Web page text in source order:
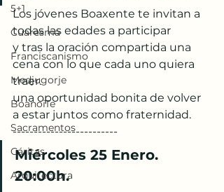
5+1
Cuaresma
Franciscanismo
Medjugorje
BoanoiTe
Sacramentos
Cáritas
Arquitectura
Los jóvenes Boaxente te invitan a
todas las edades a participar
y tras la oración compartida una
cena con lo que cada uno quiera
traer.
una oportunidad bonita de volver
a estar juntos como fraternidad.
-------------------------
Miércoles 25 Enero.
20:00h.